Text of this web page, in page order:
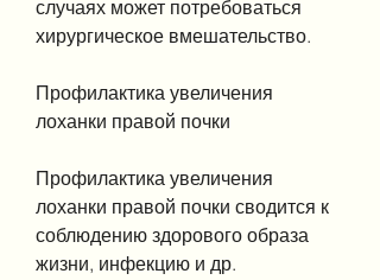
случаях может потребоваться
хирургическое вмешательство.
Профилактика увеличения
лоханки правой почки
Профилактика увеличения
лоханки правой почки сводится к
соблюдению здорового образа
жизни, инфекцию и др.